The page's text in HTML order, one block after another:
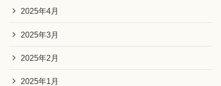
2025年4月
2025年3月
2025年2月
2025年1月